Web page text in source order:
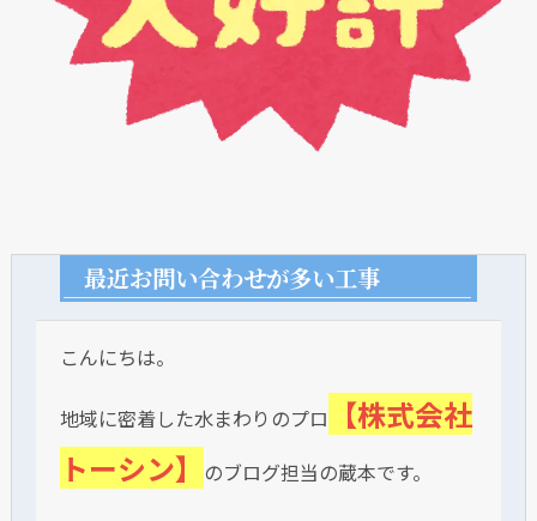
最近お問い合わせが多い工事
こんにちは。
地域に密着した水まわりのプロ
【株式会社
トーシン】
のブログ担当の蔵本です。